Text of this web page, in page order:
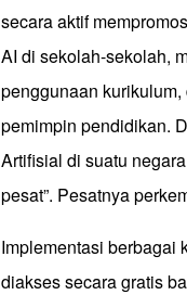
secara aktif
AI di sekolah-sekolah,
penggunaan
pemimpin pendidikan.
Artifisial di suatu
pesat”. Pesatnya
Implementasi berbagai
diakses secara gratis